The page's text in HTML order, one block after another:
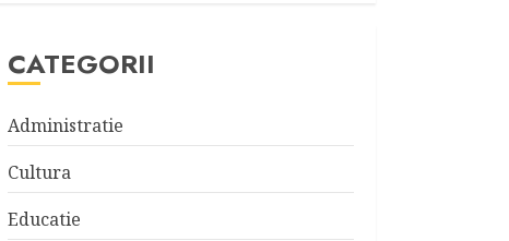
CATEGORII
Administratie
Cultura
Educatie